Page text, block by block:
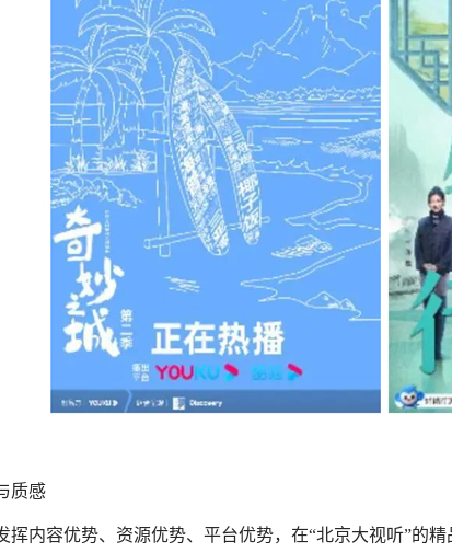
质感
挥内容优势、资源优势、平台优势，在“北京大视听”的